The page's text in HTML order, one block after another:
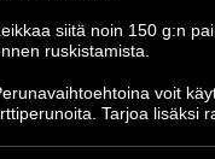
siitä noin 150 g:n
ruskistamista.
voit
Tarjoa lisäksi